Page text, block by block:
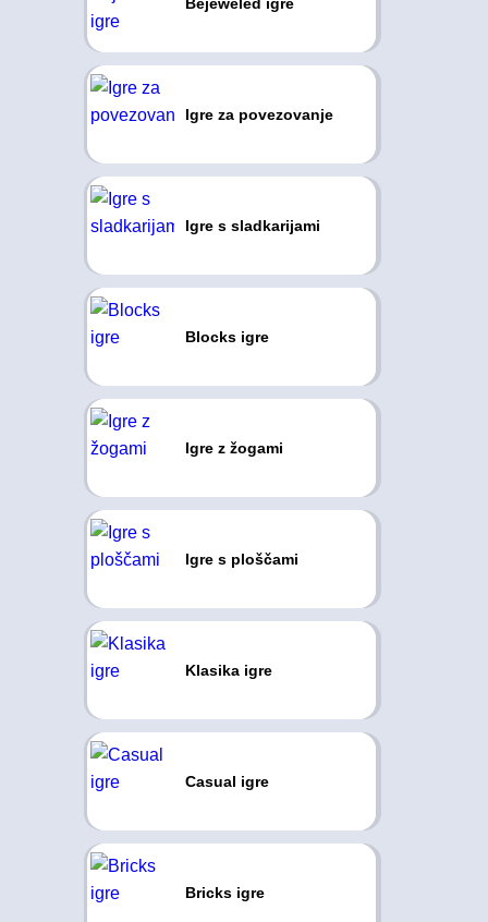
Igre za povezovanje
Igre s sladkarijami
Blocks igre
Igre z žogami
Igre s ploščami
Klasika igre
Casual igre
Bricks igre